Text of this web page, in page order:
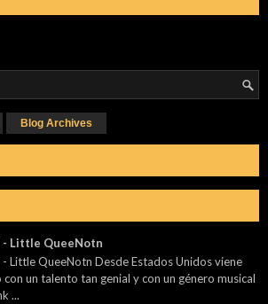
Blog Archives
- Little QueeNotn
Little QueeNotn Desde Estados Unidos viene
un talento tan genial y con un género musical
...